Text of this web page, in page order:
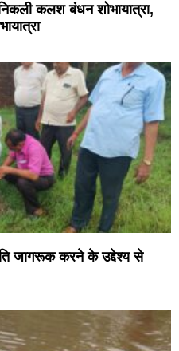
कलश बंधन शोभायात्रा,
जागरूक करने के उद्देश्य से